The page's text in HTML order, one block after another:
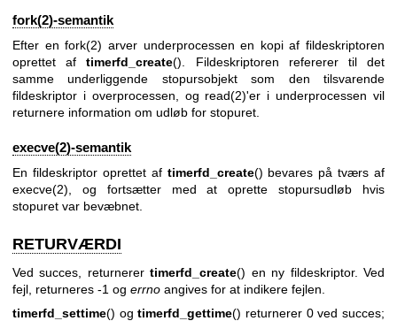
fork(2)-semantik
Efter enfork(2) arver underprocessen en kopi af fildeskriptoren
oprettet aftimerfd_create(). Fildeskriptoren refererer til det
samme underliggende stopursobjekt som den tilsvarende
fildeskriptor i overprocessen, og read(2)'er i underprocessen vil
returnere information om udløb for stopuret.
execve(2)-semantik
En fildeskriptor oprettet af timerfd_create() bevares på tværs af
execve(2) , og fortsætter med at oprette stopursudløb hvis
stopuret var bevæbnet.
RETURVÆRDI
Ved succes, returnerertimerfd_create() en ny fildeskriptor. Ved
fejl, returneres -1 og errno angives for at indikere fejlen.
timerfd_settime() ogtimerfd_gettime() returnerer 0 ved succes;